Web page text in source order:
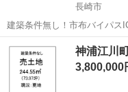
長崎市
建築条件無し！市布バイパス
す。お好きな建設会社で建築
長崎 長崎市 土地販
神浦江川
3,800,000